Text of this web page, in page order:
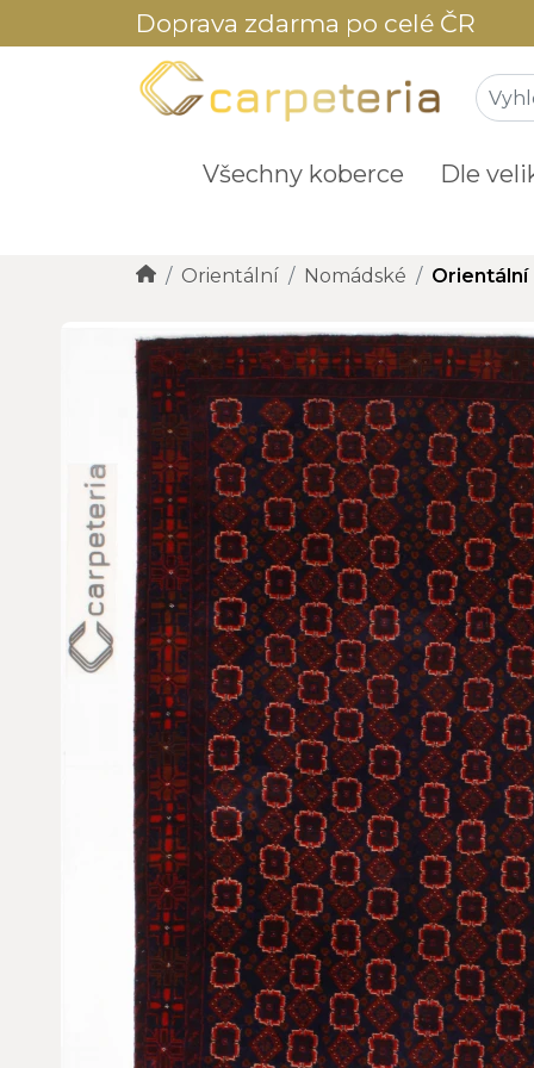
Doprava zdarma po celé ČR
Všechny koberce Dle
Orientální Nomádské Orientální